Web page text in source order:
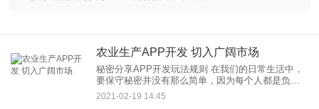
农业生产APP开发 切入广阔市场
秘密分享APP开发玩法规则 在我们的日常生活中，
要保守秘密并没有那么简单，因为每个人都是负重
前行。秘密分享APP开发产品主打匿名规则，并且
针对几个主要的圈子来展开分享，主要强调好友之
2021-02-19 14:45